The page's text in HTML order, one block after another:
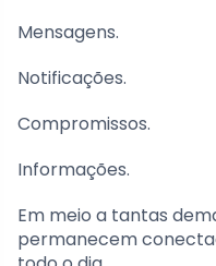
Mensagens.
Notificações.
Compromissos.
Informações.
Em meio a tantas
permanecem